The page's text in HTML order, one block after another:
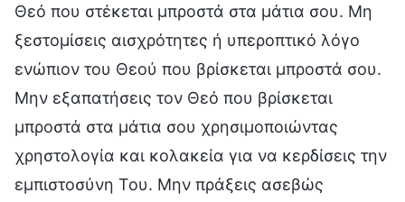
Θεό που στέκεται μπροστά στα μάτια σου. Μη
ξεστομίσεις αισχρότητες ή υπεροπτικό λόγο
ενώπιον του Θεού που βρίσκεται μπροστά σου.
Μην εξαπατήσεις τον Θεό που βρίσκεται
μπροστά στα μάτια σου χρησιμοποιώντας
χρηστολογία και κολακεία για να κερδίσεις την
εμπιστοσύνη Του. Μην πράξεις ασεβώς